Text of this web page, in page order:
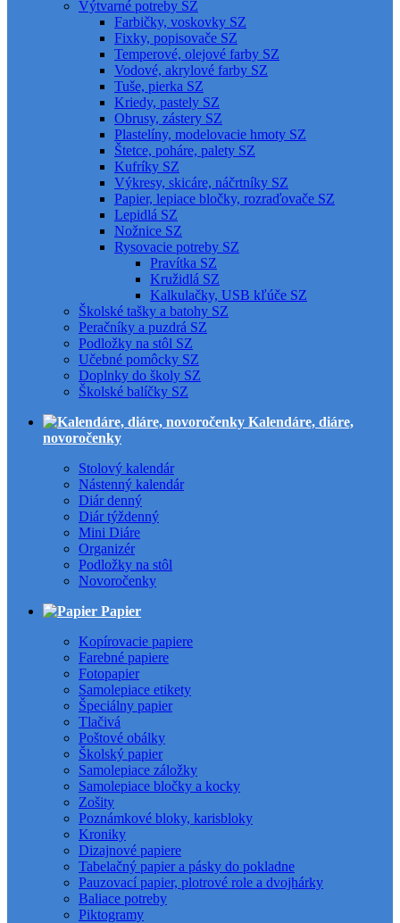
Výtvarné potreby SZ
Farbičky, voskovky SZ
Fixky, popisovače SZ
Temperové, olejové farby SZ
Vodové, akrylové farby SZ
Tuše, pierka SZ
Kriedy, pastely SZ
Obrusy, zástery SZ
Plastelíny, modelovacie hmoty SZ
Štetce, poháre, palety SZ
Kufríky SZ
Výkresy, skicáre, náčrtníky SZ
Papier, lepiace bločky, rozraďovače SZ
Lepidlá SZ
Nožnice SZ
Rysovacie potreby SZ
Pravítka SZ
Kružidlá SZ
Kalkulačky, USB kľúče SZ
Školské tašky a batohy SZ
Peračníky a puzdrá SZ
Podložky na stôl SZ
Učebné pomôcky SZ
Doplnky do školy SZ
Školské balíčky SZ
Kalendáre, diáre,
novoročenky
Stolový kalendár
Nástenný kalendár
Diár denný
Diár týždenný
Mini Diáre
Organizér
Podložky na stôl
Novoročenky
Papier
Kopírovacie papiere
Farebné papiere
Fotopapier
Samolepiace etikety
Špeciálny papier
Tlačivá
Poštové obálky
Školský papier
Samolepiace záložky
Samolepiace bločky a kocky
Zošity
Poznámkové bloky, karisbloky
Kroniky
Dizajnové papiere
Tabelačný papier a pásky do pokladne
Pauzovací papier, plotrové role a dvojhárky
Baliace potreby
Piktogramy